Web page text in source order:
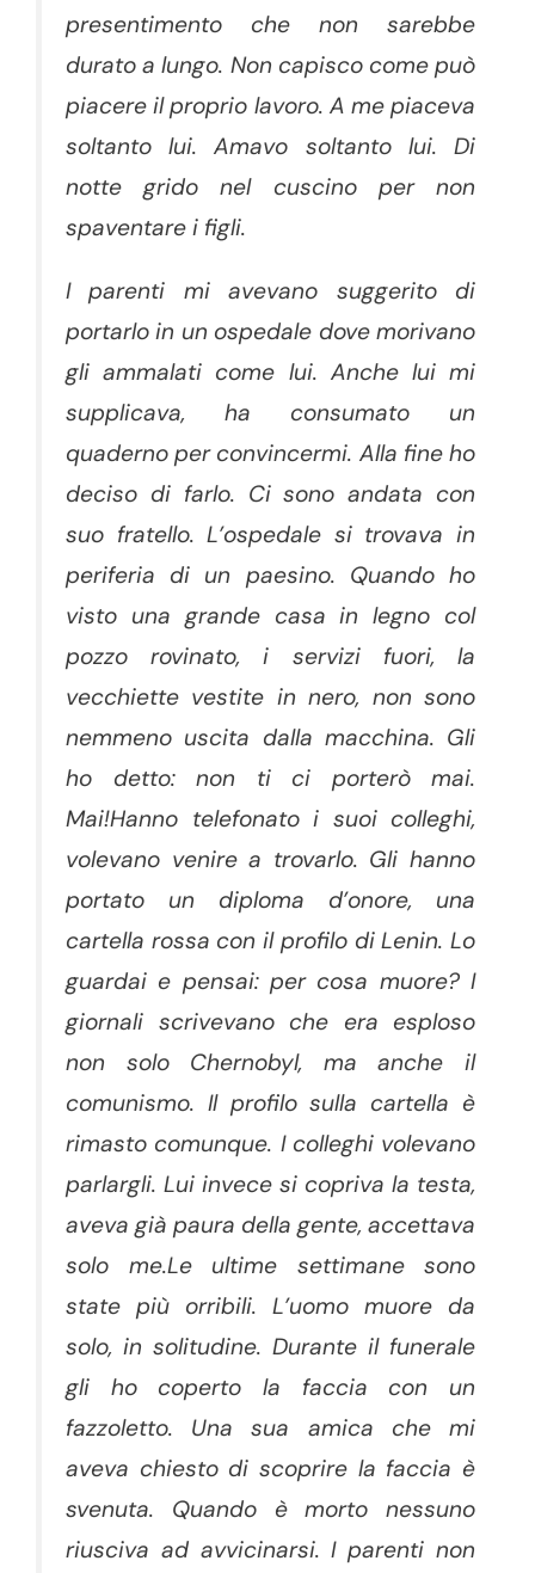
presentimento che non sarebbe
durato a lungo. Non capisco come può
piacere il proprio lavoro. A me piaceva
soltanto lui. Amavo soltanto lui. Di
notte grido nel cuscino per non
spaventare i figli.
I parenti mi avevano suggerito di
portarlo in un ospedale dove morivano
gli ammalati come lui. Anche lui mi
supplicava, ha consumato un
quaderno per convincermi. Alla fine ho
deciso di farlo. Ci sono andata con
suo fratello. L’ospedale si trovava in
periferia di un paesino. Quando ho
visto una grande casa in legno col
pozzo rovinato, i servizi fuori, la
vecchiette vestite in nero, non sono
nemmeno uscita dalla macchina. Gli
ho detto: non ti ci porterò mai.
Mai!Hanno telefonato i suoi colleghi,
volevano venire a trovarlo. Gli hanno
portato un diploma d’onore, una
cartella rossa con il profilo di Lenin. Lo
guardai e pensai: per cosa muore? I
giornali scrivevano che era esploso
non solo Chernobyl, ma anche il
comunismo. Il profilo sulla cartella è
rimasto comunque. I colleghi volevano
parlargli. Lui invece si copriva la testa,
aveva già paura della gente, accettava
solo me.Le ultime settimane sono
state più orribili. L’uomo muore da
solo, in solitudine. Durante il funerale
gli ho coperto la faccia con un
fazzoletto. Una sua amica che mi
aveva chiesto di scoprire la faccia è
svenuta. Quando è morto nessuno
riusciva ad avvicinarsi. I parenti non